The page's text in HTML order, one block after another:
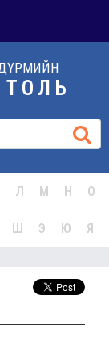
Л М Н О
Ш Э Ю Я